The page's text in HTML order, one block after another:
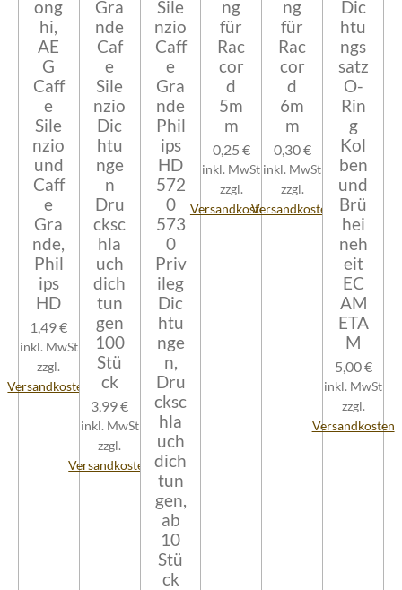
ong
hi,
AE
G
Caff
e
Sile
nzio
und
Caff
e
Gra
nde,
Phil
ips
HD
1,49 €
inkl. MwSt
zzgl.
Versandkosten
Gra
nde
Caf
e
Sile
nzio
Dic
htu
nge
n
Dru
cksc
hla
uch
dich
tun
gen
100
Stü
ck
3,99 €
inkl. MwSt
zzgl.
Versandkosten
Sile
nzio
Caff
e
Gra
nde
Phil
ips
HD
572
0
573
0
Priv
ileg
Dic
htu
nge
n,
Dru
cksc
hla
uch
dich
tun
gen,
ab
10
Stü
ck
ng
für
Rac
cor
d
5m
m
0,25 €
inkl. MwSt
zzgl.
Versandkosten
ng
für
Rac
cor
d
6m
m
0,30 €
inkl. MwSt
zzgl.
Versandkosten
Dic
htu
ngs
satz
O-
Rin
g
Kol
ben
und
Brü
hei
neh
eit
EC
AM
ETA
M
5,00 €
inkl. MwSt
zzgl.
Versandkosten